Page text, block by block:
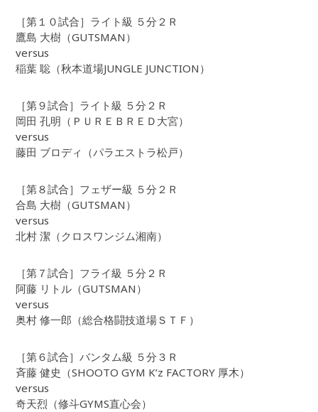
［第１０試合］ライト級 ５分２Ｒ
鷹島 大樹（GUTSMAN）
versus
稲葉 聡（秋本道場JUNGLE JUNCTION）
［第９試合］ライト級 ５分２Ｒ
岡田 孔明（ＰＵＲＥＢＲＥＤ大宮）
versus
藤田 ブロディ（パラエストラ松戸）
［第８試合］フェザー級 ５分２Ｒ
合島 大樹（GUTSMAN）
versus
北村 潔（クロスワンジム湘南）
［第７試合］フライ級 ５分２Ｒ
阿藤 リトル（GUTSMAN）
versus
奥村 修一郎（総合格闘技道場ＳＴＦ）
［第６試合］バンタム級 ５分３Ｒ
斉藤 健史（SHOOTO GYM K’z FACTORY 厚木）
versus
奇天烈（修斗GYMS直心会）